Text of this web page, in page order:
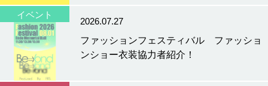
イベント
2026.07.27
ファッションフェスティバル ファッショ
ンショー衣装協力者紹介！